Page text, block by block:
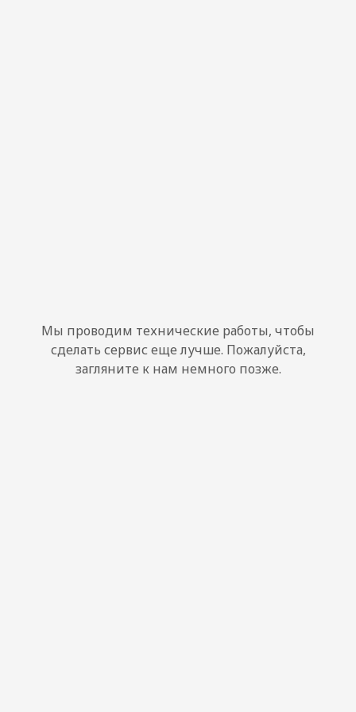
Мы проводим технические работы, чтобы
сделать сервис еще лучше. Пожалуйста,
загляните к нам немного позже.